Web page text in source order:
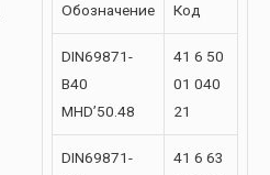
Обозначение Код
DIN69871-
B40
MHD’50.48
41 6 50
01 040
21
DIN69871-
41 6 63